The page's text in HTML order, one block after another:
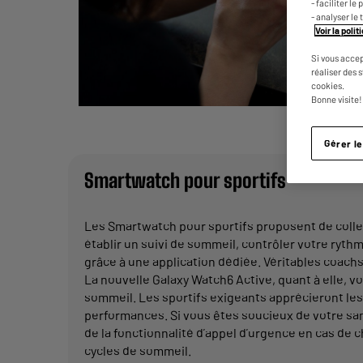
Smartwatch pour sportifs
Les Smartwatch pour sportifs proposent de
établir un suivi de sommeil, contrôler votre
grâce à une application dédiée. Véritables
La nouvelle Galaxy Watch6 Active, quant à elle,
sommeil. Les sportifs exigeants apprécieront
performances. Si vous êtes soucieux de votre
de la fonctionnalité d’appel d’urgence en cas
cycles de sommeil.
- faciliter le
- analyser le
Voir la
Si vous
réaliser des
cookies.
Bonne visite!
Gérer